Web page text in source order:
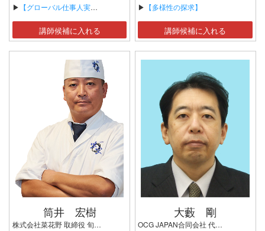
▶ 【グローバル仕事人実践講座】
講師候補に入れる
▶ 【多様性の探求】
講師候補に入れる
筒井 宏樹
株式会社菜花野 取締役 旬菜 味空（みそら）店主 庖寿会調理師紹介所 所長 一般社団法人 大阪府日本調理技能士会 常任理事 大阪料理会 会員 全日本調理師協会 師範 四條司家 第41代當代・四條隆彦師の門下、四條上方流 初伝 （一社）ムスリムフレンドリー国際協会 ハラール認証対応調理師
大藪 剛
OCG JAPAN合同会社 代表社員 海外ビジネスコンサルタント